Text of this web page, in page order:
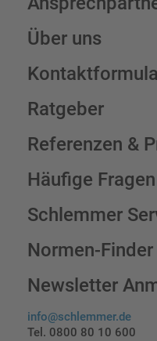
Über uns
Ratgeber
Referenzen &
Häufige Fragen
Schlemmer
Normen-Finder
Newsletter
info@schlemmer.de
Tel. 0800 80 10 600